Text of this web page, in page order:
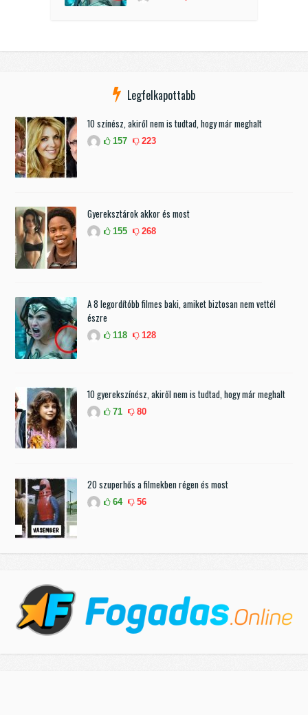
Legfelkapottabb
10 színész, akiről nem is tudtad, hogy már meghalt
157 223
Gyereksztárok akkor és most
155 268
A 8 legordítóbb filmes baki, amiket biztosan nem vettél
észre
118 128
10 gyerekszínész, akiről nem is tudtad, hogy már meghalt
71 80
20 szuperhős a filmekben régen és most
64 56